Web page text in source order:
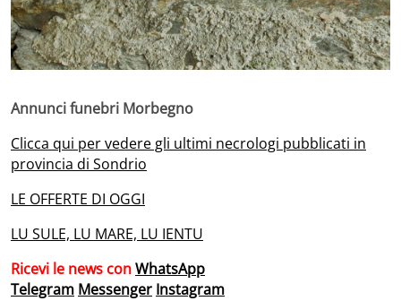
Annunci funebri Morbegno
Clicca qui per vedere gli ultimi necrologi pubblicati in
provincia di Sondrio
LE OFFERTE DI OGGI
LU SULE, LU MARE, LU IENTU
Ricevi le news conWhatsApp
Telegram Messenger Instagram